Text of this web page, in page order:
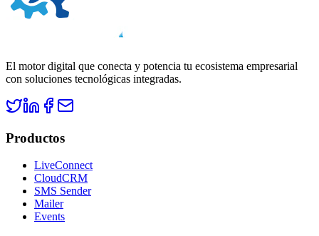
El motor digital que conecta y potencia tu ecosistema empresarial
con soluciones tecnológicas integradas.
Productos
LiveConnect
CloudCRM
SMS Sender
Mailer
Events